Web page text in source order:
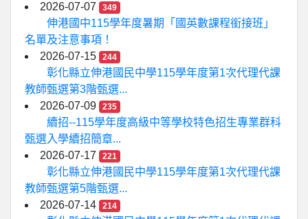
2026-07-07
349
伸港國中115學年度暑期「國英數課程銜接班」
名單及注意事項！
2026-07-15
244
彰化縣立伸港國民中學115學年度第1次代理代課
教師甄選第3階甄選...
2026-07-09
235
續招--115學年度高級中等學校特色招生專業群科
甄選入學續招簡章...
2026-07-17
221
彰化縣立伸港國民中學115學年度第1次代理代課
教師甄選第5階甄選...
2026-07-14
214